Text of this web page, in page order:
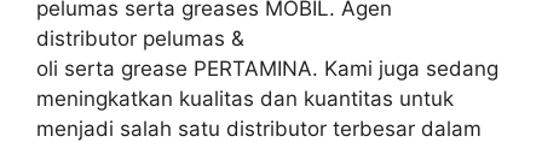
pelumas serta greases MOBIL. Agen
distributor pelumas &
oli serta grease PERTAMINA. Kami juga sedang
meningkatkan kualitas dan kuantitas untuk
menjadi salah satu distributor terbesar dalam